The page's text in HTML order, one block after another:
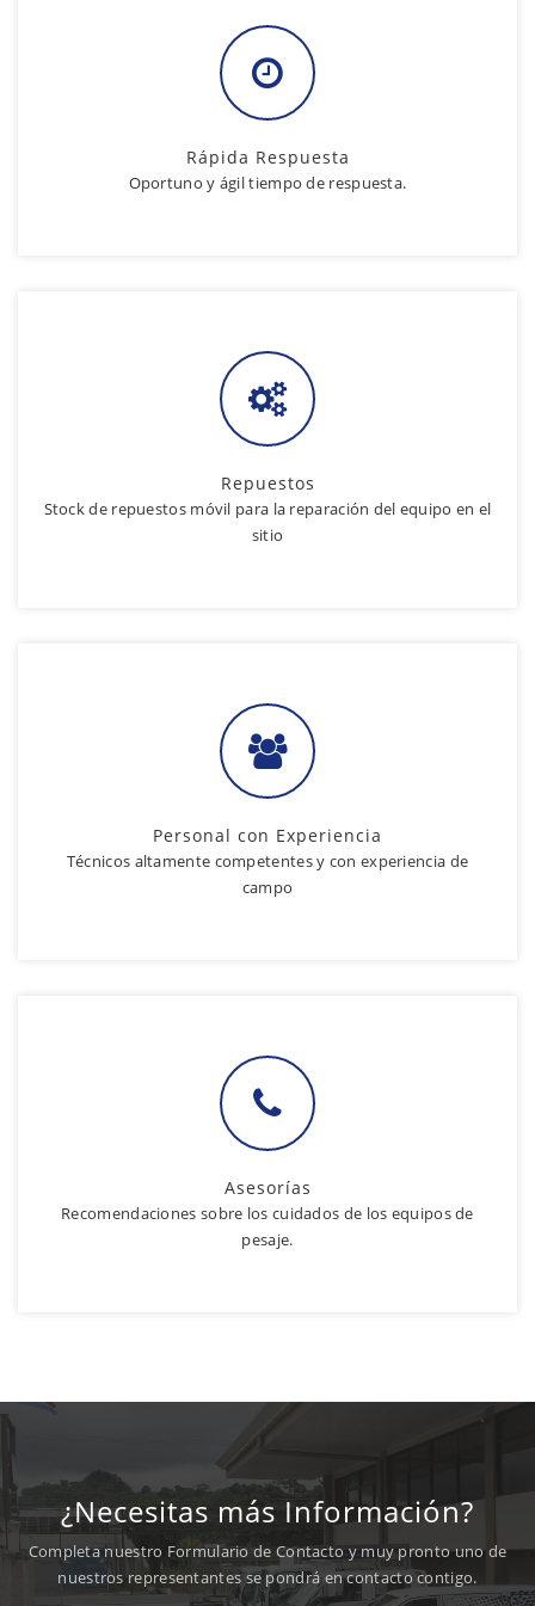
Rápida Respuesta
Oportuno y ágil tiempo de respuesta.
Repuestos
Stock de repuestos móvil para la reparación del equipo en el
sitio
Personal con Experiencia
Técnicos altamente competentes y con experiencia de
campo
Asesorías
Recomendaciones sobre los cuidados de los equipos de
pesaje.
¿Necesitas más Información?
Completa nuestro Formulario de Contacto y muy pronto uno de
nuestros representantes se pondrá en contacto contigo.